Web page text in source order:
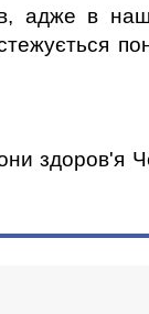
адже в
здоров'я